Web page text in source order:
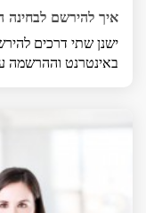
איך להירשם לבחינה
ישנן שתי דרכים
באינטרנט